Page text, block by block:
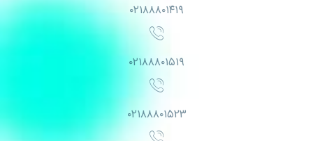
۰۲۱۸۸۸۰۱۴۱۹
۰۲۱۸۸۸۰۱۵۱۹
۰۲۱۸۸۸۰۱۵۲۳